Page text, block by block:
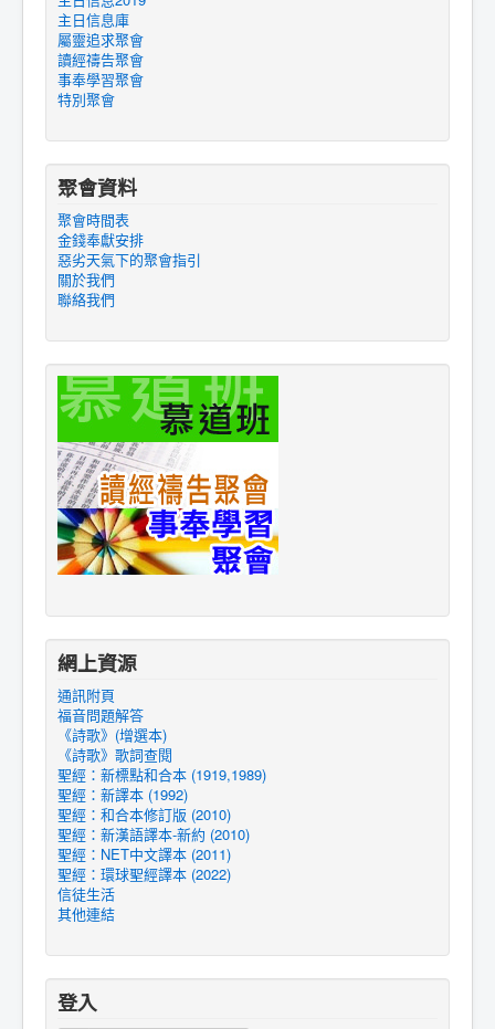
主日信息庫
屬靈追求聚會
讀經禱告聚會
事奉學習聚會
特別聚會
聚會資料
聚會時間表
金錢奉獻安排
惡劣天氣下的聚會指引
關於我們
聯絡我們
網上資源
通訊附頁
福音問題解答
《詩歌》(增選本)
《詩歌》歌詞查閱
聖經：新標點和合本 (1919,1989)
聖經：新譯本 (1992)
聖經：和合本修訂版 (2010)
聖經：新漢語譯本-新約 (2010)
聖經：NET中文譯本 (2011)
聖經：環球聖經譯本 (2022)
信徒生活
其他連結
登入